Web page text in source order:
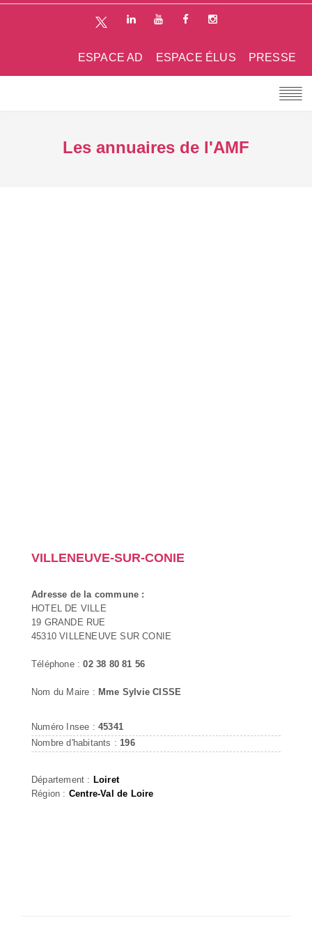
PRESSE
ESPACE ÉLUS
ESPACE AD
Les annuaires de l'AMF
VILLENEUVE-SUR-CONIE
Adresse de la commune :
HOTEL DE VILLE
19 GRANDE RUE
45310 VILLENEUVE SUR CONIE
Téléphone :02 38 80 81 56
Nom du Maire : Mme Sylvie CISSE
Numéro Insee : 45341
Nombre d'habitants : 196
Département : Loiret
Région : Centre-Val de Loire